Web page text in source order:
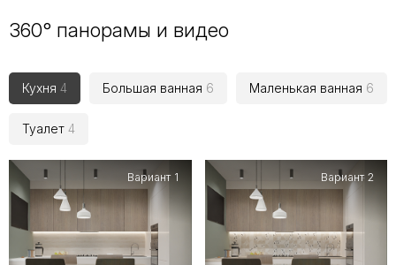
360° панорамы и видео
Кухня 4 Большая ванная 6 Маленькая ванная 6
Туалет 4
Вариант 1 Вариант 2